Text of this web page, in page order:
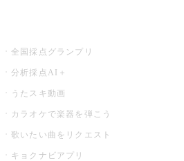
全国採点グランプリ
分析採点AI＋
うたスキ動画
カラオケで楽器を弾こう
歌いたい曲をリクエスト
キョクナビアプリ